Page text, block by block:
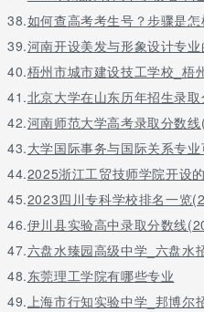
38.如何查高考考生号？步骤是怎
39.河南开设美发与形象设计专
40.梧州市城市建设技工学校_梧
41.北京大学在山东历年招生录
42.河南师范大学高考录取分数
43.大学国际事务与国际关系专
44.2025浙江工贸技师学院开设
45.2023四川专科学校排名一览
46.伊川县实验高中录取分数线
47.六盘水臻园高级中学_六盘水
48.东莞理工学院有哪些专业
49.上海市行知实验中学_邦博尔